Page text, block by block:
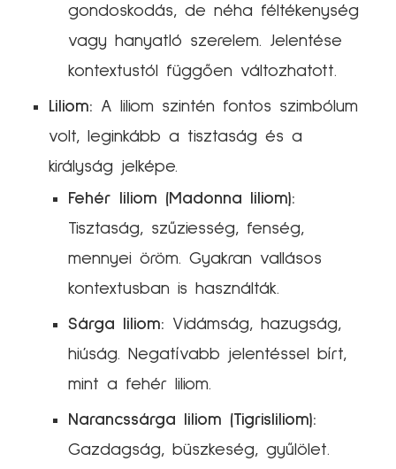
gondoskodás, de néha féltékenység
vagy hanyatló szerelem. Jelentése
kontextustól függően változhatott.
Liliom: A liliom szintén fontos szimbólum
volt, leginkább a tisztaság és a
királyság jelképe.
Fehér liliom (Madonna liliom):
Tisztaság, szűziesség, fenség,
mennyei öröm. Gyakran vallásos
kontextusban is használták.
Sárga liliom: Vidámság, hazugság,
hiúság. Negatívabb jelentéssel bírt,
mint a fehér liliom.
Narancssárga liliom (Tigrisliliom):
Gazdagság, büszkeség, gyűlölet.